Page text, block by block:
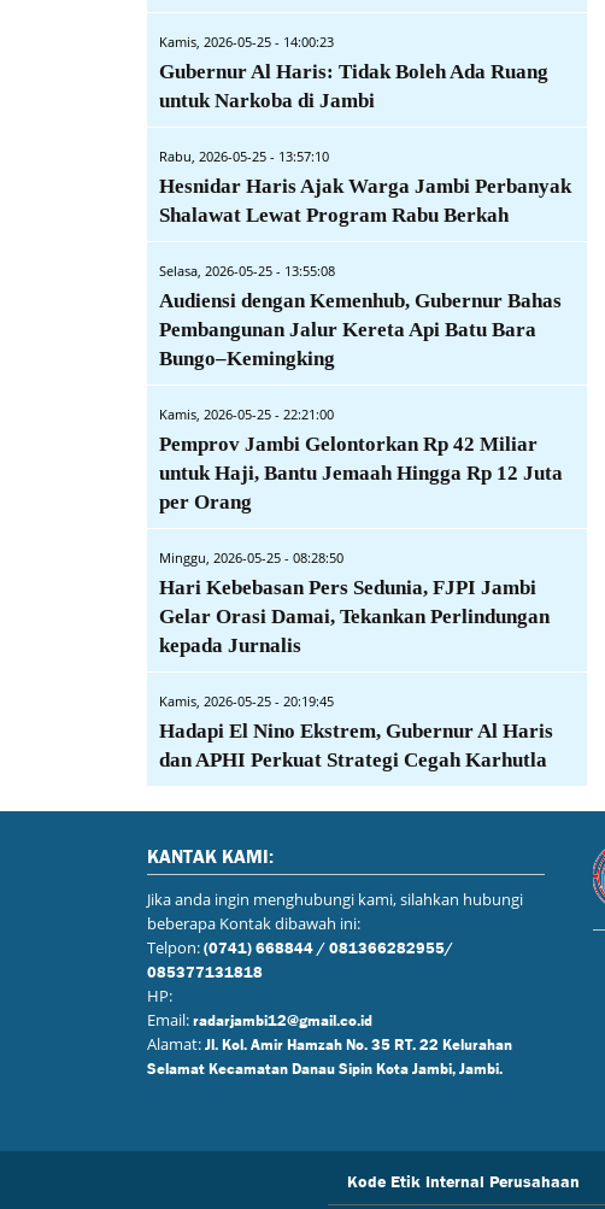
Kamis, 2026-05-25 - 14:00:23
Gubernur Al Haris: Tidak Boleh Ada Ruang
untuk Narkoba di Jambi
Rabu, 2026-05-25 - 13:57:10
Hesnidar Haris Ajak Warga Jambi Perbanyak
Shalawat Lewat Program Rabu Berkah
Selasa, 2026-05-25 - 13:55:08
Audiensi dengan Kemenhub, Gubernur Bahas
Pembangunan Jalur Kereta Api Batu Bara
Bungo–Kemingking
Kamis, 2026-05-25 - 22:21:00
Pemprov Jambi Gelontorkan Rp 42 Miliar
untuk Haji, Bantu Jemaah Hingga Rp 12 Juta
per Orang
Minggu, 2026-05-25 - 08:28:50
Hari Kebebasan Pers Sedunia, FJPI Jambi
Gelar Orasi Damai, Tekankan Perlindungan
kepada Jurnalis
Kamis, 2026-05-25 - 20:19:45
Hadapi El Nino Ekstrem, Gubernur Al Haris
dan APHI Perkuat Strategi Cegah Karhutla
KANTAK KAMI:
Jika anda ingin menghubungi kami, silahkan hubungi
beberapa Kontak dibawah ini:
Telpon: (0741) 668844 / 081366282955/
085377131818
HP:
Email: radarjambi12@gmail.co.id
Alamat: Jl. Kol. Amir Hamzah No. 35 RT. 22 Kelurahan
Selamat Kecamatan Danau Sipin Kota Jambi, Jambi.
Kode Etik Internal Perusahaan